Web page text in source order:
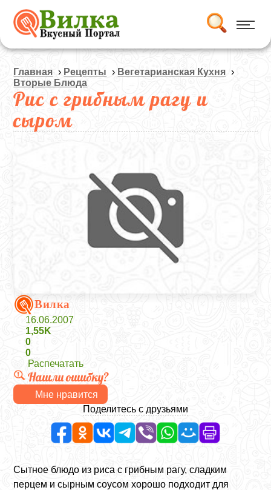
Главная › Рецепты › Вегетарианская Кухня ›
Вторые Блюда
Рис с грибным рагу и
сыром
Вилка
16.06.2007
1,55K
0
0
Распечатать
Нашли ошибку?
Мне нравится
Поделитесь с друзьями
Сытное блюдо из риса с грибным рагу, сладким
перцем и сырным соусом хорошо подходит для